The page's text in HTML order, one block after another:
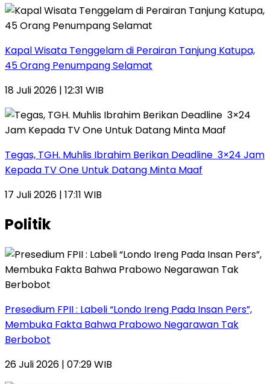
Kapal Wisata Tenggelam di Perairan Tanjung Katupa,
45 Orang Penumpang Selamat
18 Juli 2026 | 12:31 WIB
Tegas, TGH. Muhlis Ibrahim Berikan Deadline 3×24 Jam
Kepada TV One Untuk Datang Minta Maaf
17 Juli 2026 | 17:11 WIB
Politik
Presedium FPII : Labeli “Londo Ireng Pada Insan Pers”,
Membuka Fakta Bahwa Prabowo Negarawan Tak
Berbobot
26 Juli 2026 | 07:29 WIB